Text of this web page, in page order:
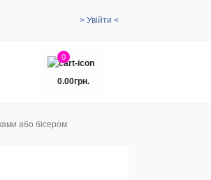
> Увійти <
0
0.00грн.
або бісером